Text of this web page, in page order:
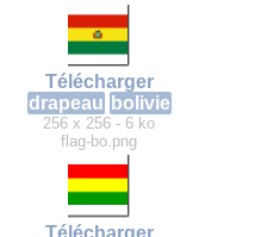
Télécharger
drapeau bolivie
256 x 256 - 6 ko
flag-bo.png
Télécharger